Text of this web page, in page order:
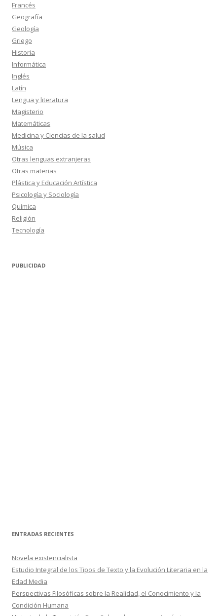
Francés
Geografía
Geología
Griego
Historia
Informática
Inglés
Latín
Lengua y literatura
Magisterio
Matemáticas
Medicina y Ciencias de la salud
Música
Otras lenguas extranjeras
Otras materias
Plástica y Educación Artística
Psicología y Sociología
Química
Religión
Tecnología
PUBLICIDAD
ENTRADAS RECIENTES
Novela existencialista
Estudio Integral de los Tipos de Texto y la Evolución Literaria en la
Edad Media
Perspectivas Filosóficas sobre la Realidad, el Conocimiento y la
Condición Humana